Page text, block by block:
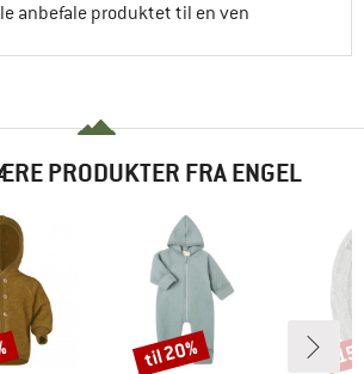
anbefale produktet til en ven
PRODUKTER FRA ENGEL
Rabat
til 20%